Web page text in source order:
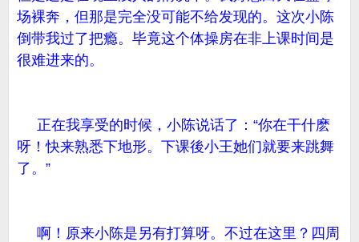
场裸奔，但那是完全没可能不给发现的。这次小陈
倒带我过了把瘾。毕竟这个体操房在非上课时间是
很难进来的。
正在我享受的时候，小陈说话了：“你在干什麽
呀！快来熟悉下地形。下课後小王她们就要来跳舞
了。”
啊！原来小陈是另有打算呀。不过在这里？四周